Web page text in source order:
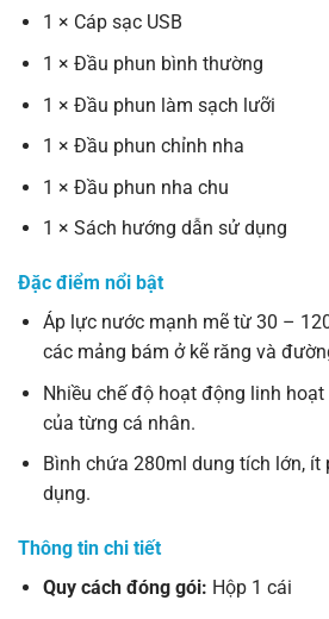
1 × Cáp sạc USB
1 × Đầu phun bình thường
1 × Đầu phun làm sạch lưỡi
1 × Đầu phun chỉnh nha
1 × Đầu phun nha chu
1 × Sách hướng dẫn sử dụng
Đặc điểm nổi bật
Áp lực nước mạnh mẽ từ 30 –
các mảng bám ở kẽ răng và
Nhiều chế độ hoạt động linh
của từng cá nhân.
Bình chứa 280ml dung tích lớn,
dụng.
Thông tin chi tiết
Quy cách đóng gói: Hộp 1 cái